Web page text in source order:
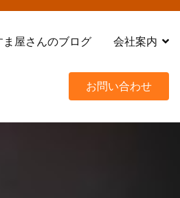
ま屋さんのブログ 会社案内
お問い合わせ